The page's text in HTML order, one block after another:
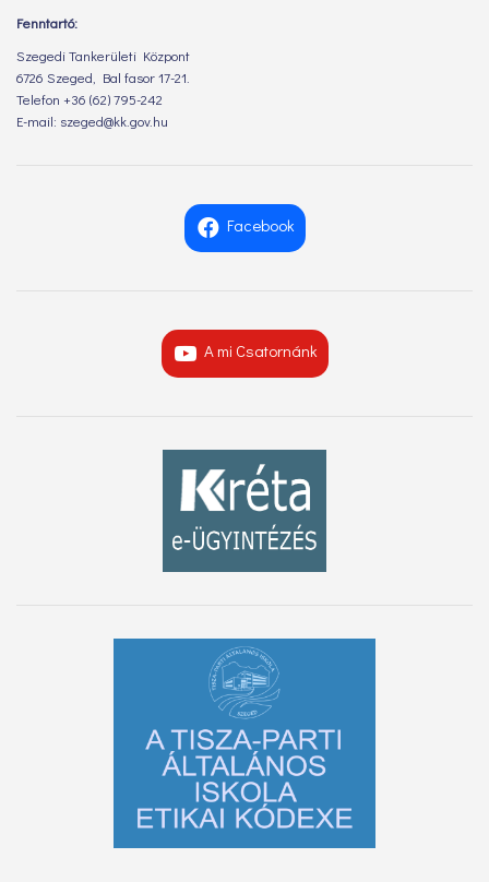
Fenntartó:
Szegedi Tankerületi Központ
6726 Szeged, Bal fasor 17-21.
Telefon +36 (62) 795-242
E-mail: szeged@kk.gov.hu
Facebook
A mi Csatornánk